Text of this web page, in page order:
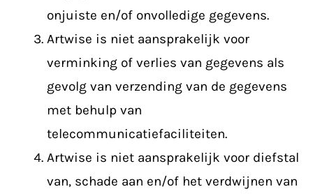
onjuiste en/of onvolledige gegevens.
Artwise is niet aansprakelijk voor
verminking of verlies van gegevens als
gevolg van verzending van de gegevens
met behulp van
telecommunicatiefaciliteiten.
Artwise is niet aansprakelijk voor diefstal
van, schade aan en/of het verdwijnen van